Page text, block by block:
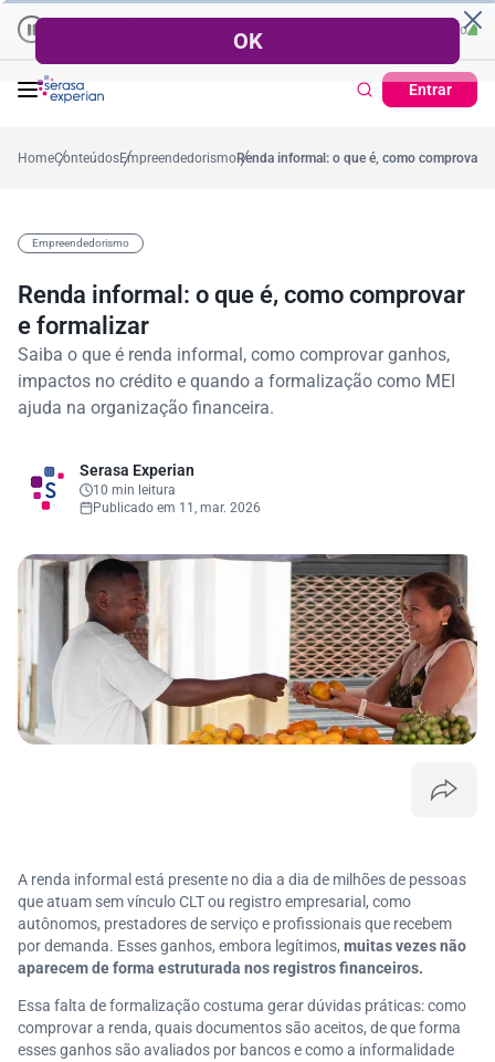
| Recuperação de Crédito
Entrar
57,2%Percentual no mês Cartão de Crédito | Cadastro
HomeConteúdosEmpreendedorismoRenda informal: o que é, como comprovar
Empreendedorismo
Renda informal: o que é, como comprovar
e formalizar
Saiba o que é renda informal, como comprovar ganhos,
impactos no crédito e quando a formalização como MEI
ajuda na organização financeira.
Serasa Experian
10 min leitura
Publicado em 11, mar. 2026
A renda informal está presente no dia a dia de milhões de pessoas
que atuam sem vínculo CLT ou registro empresarial, como
autônomos, prestadores de serviço e profissionais que recebem
por demanda. Esses ganhos, embora legítimos, muitas vezes não
aparecem de forma estruturada nos registros financeiros.
Essa falta de formalização costuma gerar dúvidas práticas: como
comprovar a renda, quais documentos são aceitos, de que forma
esses ganhos são avaliados por bancos e como a informalidade